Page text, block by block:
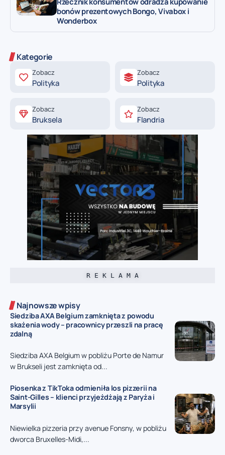
bonów prezentowych Bongo, Vivabox i
Wonderbox
Kategorie
Zobacz
Polityka
Zobacz
Polityka
Zobacz
Bruksela
Zobacz
Flandria
R E K L A M A
Najnowsze wpisy
Siedziba AXA Belgium zamknięta z powodu
skażenia wody – pracownicy przeszli na pracę
zdalną
Siedziba AXA Belgium w pobliżu Porte de Namur
w Brukseli jest zamknięta od...
Piosenka z TikToka odmieniła los pizzerii na
Saint-Gilles – klienci przyjeżdżają z Paryża i
Marsylii
Niewielka pizzeria przy avenue Fonsny, w pobliżu
dworca Bruxelles-Midi,...